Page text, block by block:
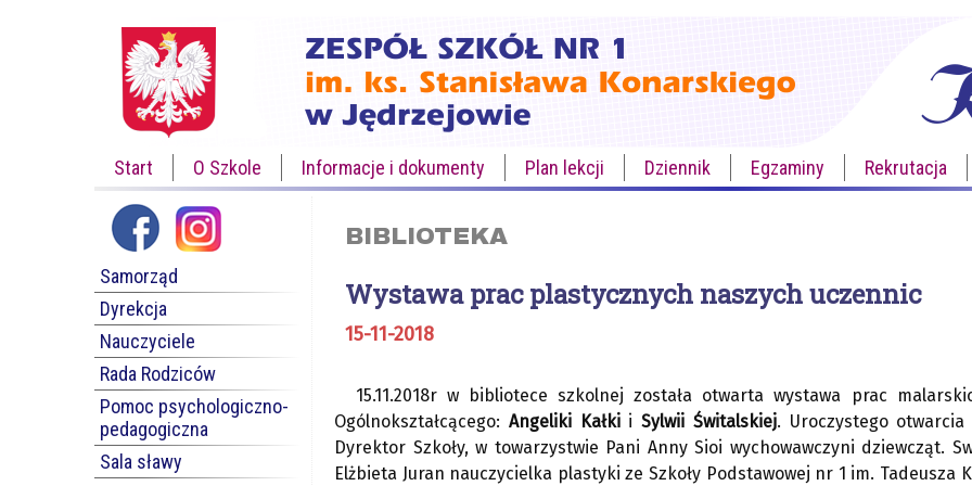
Start O Szkole Informacje i dokumenty Plan lekcji Dziennik Egzaminy Rekrutacja
Samorząd
Dyrekcja
Nauczyciele
Rada Rodziców
Pomoc psychologiczno-
pedagogiczna
Sala sławy
BIBLIOTEKA
Wystawa prac plastycznych naszych uczennic
15-11-2018
15.11.2018r w bibliotece szkolnej została otwarta wystawa prac
Ogólnokształcącego: Angeliki Kałkii Sylwii Świtalskiej. Uroczystego otwarcia
Dyrektor Szkoły, w towarzystwie Pani Anny Sioi wychowawczyni dziewcząt.
Elżbieta Juran nauczycielka plastyki ze Szkoły Podstawowej nr 1 im. Tadeusza